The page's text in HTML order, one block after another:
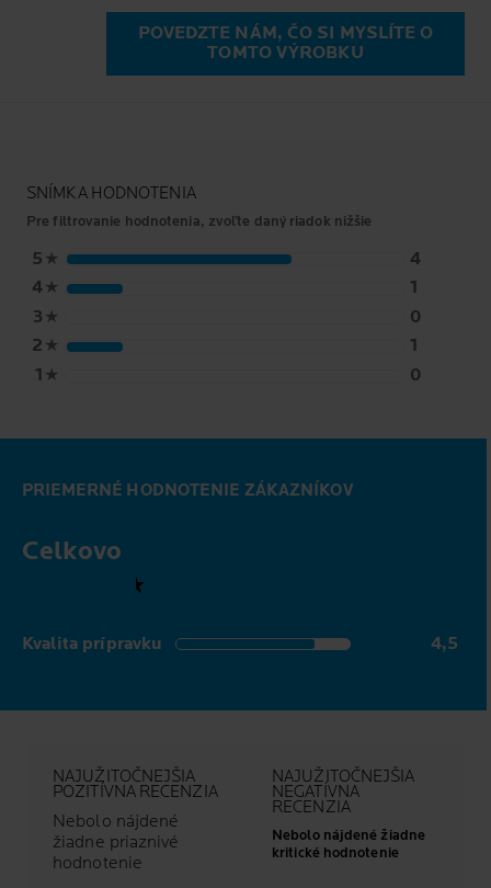
POVEDZTE NÁM, ČO SI MYSLÍTE O
TOMTO VÝROBKU
SNÍMKA HODNOTENIA
Pre filtrovanie hodnotenia, zvoľte daný riadok nižšie
5 ★
4
4★
1
3 ★
0
2 ★
1
1 ★ 0
PRIEMERNÉ HODNOTENIE ZÁKAZNÍKOV
Celkovo
4,5 out of 5 stars
Kvalita prípravku
4,5 out of 5 stars 4,5
NAJUŽITOČNEJŠIA
POZITÍVNA RECENZIA
Nebolo nájdené
žiadne priaznivé
hodnotenie
NAJUŽITOČNEJŠIA
NEGATÍVNA
RECENZIA
Nebolo nájdené žiadne
kritické hodnotenie